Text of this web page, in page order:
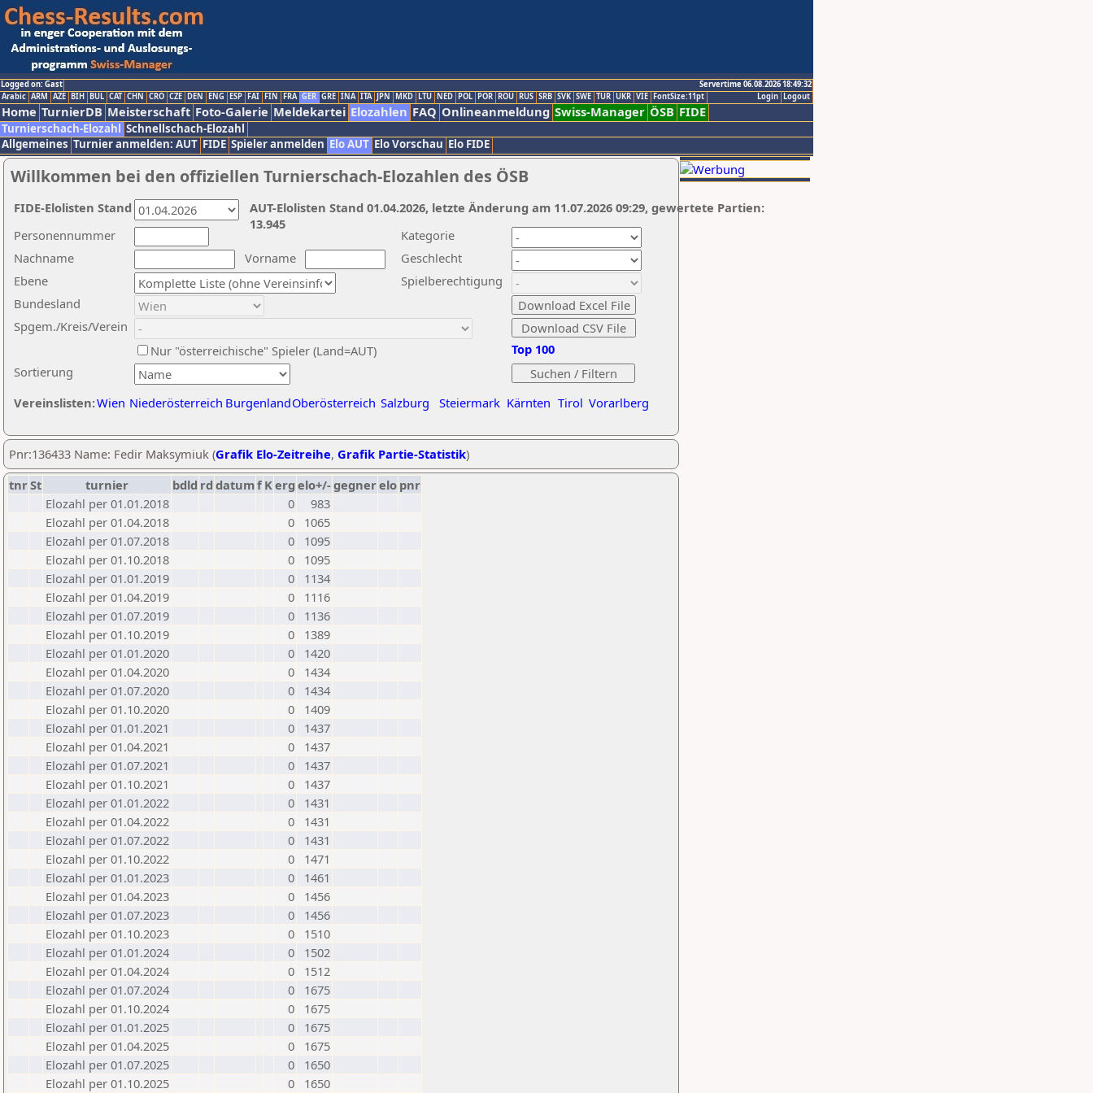
Logged on: Gast
Servertime 06.08.2026 18:49:32
Logout
Login
Arabic ARM AZE BIH BUL CAT CHN CRO CZE DEN ENG ESP FAI FIN FRA GER GRE INA ITA JPN MKD LTU NED POL POR ROU RUS SRB SVK SWE TUR UKR VIE FontSize:11pt
Home TurnierDB Meisterschaft Foto-Galerie Meldekartei Elozahlen FAQ Onlineanmeldung Swiss-Manager ÖSB FIDE
Turnierschach-Elozahl Schnellschach-Elozahl
Allgemeines Turnier anmelden: AUT FIDE Spieler anmelden Elo AUT Elo Vorschau Elo FIDE
Willkommen bei den offiziellen Turnierschach-Elozahlen des ÖSB
Nachname
Vorname
Ebene
Kategorie
Sortierung
Personennummer
Bundesland
Spgem./Kreis/Verein
Geschlecht
Nur "österreichische" Spieler (Land=AUT)
Spielberechtigung
Vereinslisten:Wien Niederösterreich BurgenlandOberösterreich Salzburg Steiermark Kärnten Tirol Vorarlberg
Top 100
AUT-Elolisten Stand 01.04.2026, letzte Änderung am 11.07.2026 09:29, gewertete Partien:
13.945
FIDE-Elolisten Stand
Pnr:136433 Name: Fedir Maksymiuk (Grafik Elo-Zeitreihe, Grafik Partie-Statistik)
tnrSt turnier bdld rd datumf Kerg elo+/-gegnerelo pnr
Elozahl per 01.01.2018
0
983
Elozahl per 01.04.2018
0
1065
Elozahl per 01.07.2018
0
1095
Elozahl per 01.10.2018
0
1095
Elozahl per 01.01.2019
0
1134
Elozahl per 01.04.2019
0
1116
Elozahl per 01.07.2019
0
1136
Elozahl per 01.10.2019
0
1389
Elozahl per 01.01.2020
0
1420
Elozahl per 01.04.2020
0
1434
Elozahl per 01.07.2020
0
1434
Elozahl per 01.10.2020
0
1409
Elozahl per 01.01.2021
0
1437
Elozahl per 01.04.2021
0
1437
Elozahl per 01.07.2021
0
1437
Elozahl per 01.10.2021
0
1437
Elozahl per 01.01.2022
0
1431
Elozahl per 01.04.2022
0
1431
Elozahl per 01.07.2022
0
1431
Elozahl per 01.10.2022
0
1471
Elozahl per 01.01.2023
0
1461
Elozahl per 01.04.2023
0
1456
Elozahl per 01.07.2023
0
1456
Elozahl per 01.10.2023
0
1510
Elozahl per 01.01.2024
0
1502
Elozahl per 01.04.2024
0
1512
Elozahl per 01.07.2024
0
1675
Elozahl per 01.10.2024
0
1675
Elozahl per 01.01.2025
0
1675
Elozahl per 01.04.2025
0
1675
Elozahl per 01.07.2025
0
1650
Elozahl per 01.10.2025
0 1650